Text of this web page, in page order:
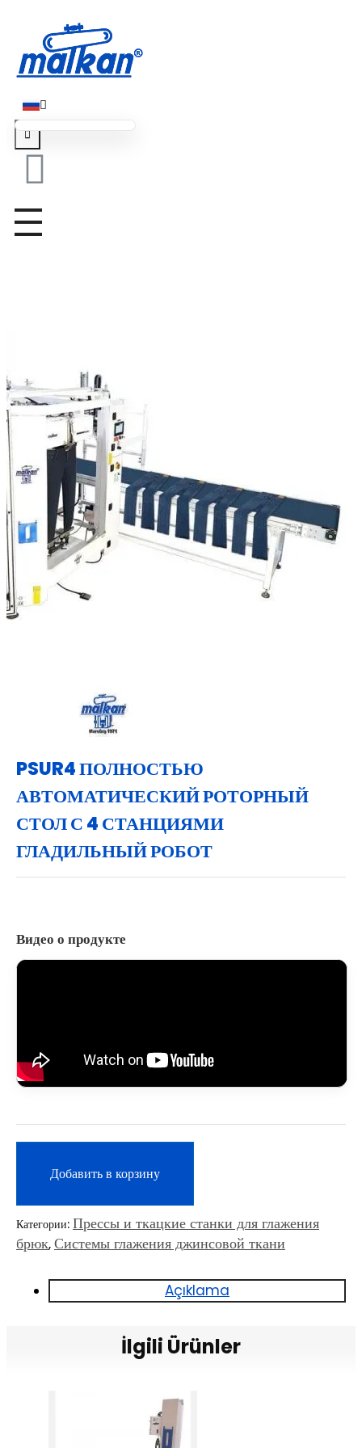
Малкан; с 1971 года
PSUR4 ПОЛНОСТЬЮ
АВТОМАТИЧЕСКИЙ РОТОРНЫЙ
СТОЛ С 4 СТАНЦИЯМИ
ГЛАДИЛЬНЫЙ РОБОТ
Видео о продукте
Добавить в корзину
Категории: Прессы и ткацкие станки для глажения
брюк, Системы глажения джинсовой ткани
Açıklama
İlgili Ürünler